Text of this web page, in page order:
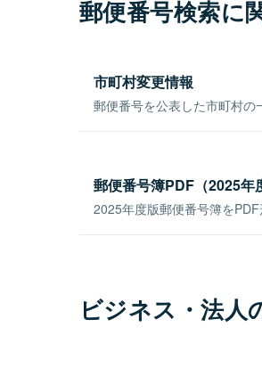
郵便番号検索に
市町村変更情報
郵便番号を公表した市町村の
郵便番号簿PDF（2025年
2025年度版郵便番号簿をPDF
ビジネス・法人